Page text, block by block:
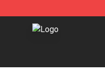
Underoath Store -